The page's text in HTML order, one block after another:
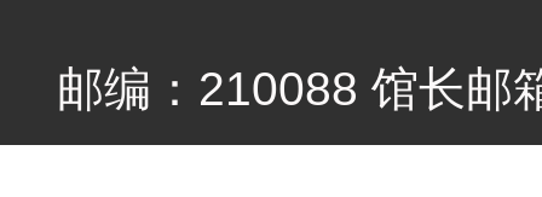
邮编：210088 馆长邮